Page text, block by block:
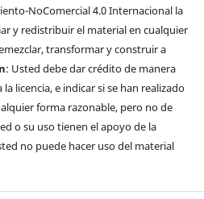
NoComercial 4.0 Internacional la
y redistribuir el material en cualquier
transformar y construir a
: Usted debe dar crédito de manera
licencia, e indicar si se han realizado
forma razonable, pero no de
o su uso tienen el apoyo de la
no puede hacer uso del material